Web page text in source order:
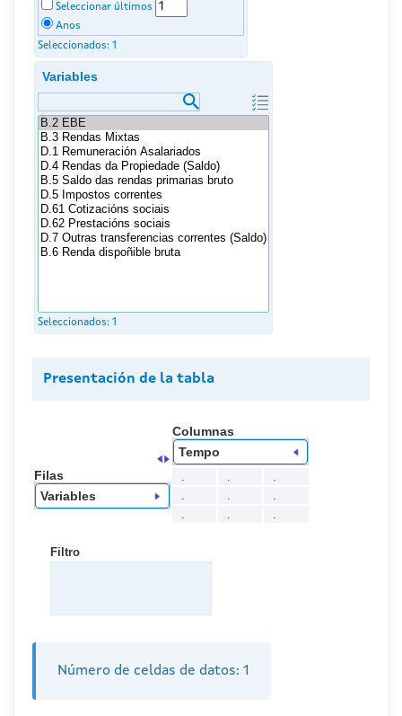
Seleccionar últimos
Anos
Seleccionados: 1
Variables
Seleccionados: 1
Presentación de la tabla
Columnas
Tempo
Filas
Variables
Filtro
Número de celdas de datos: 1